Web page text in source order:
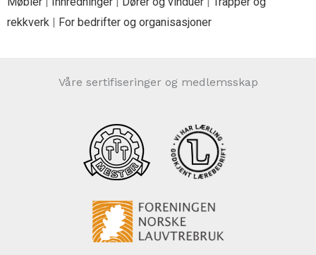
rekkverk
For bedrifter og organisasjoner
Våre sertifiseringer og medlemsskap